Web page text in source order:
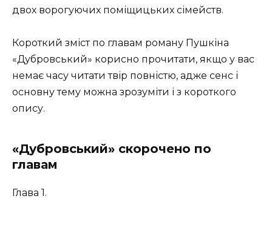
двох ворогуючих поміщицьких сімейств.
Короткий зміст по главам роману Пушкіна
«Дубровський» корисно прочитати, якщо у вас
немає часу читати твір повністю, адже сенс і
основну тему можна зрозуміти і з короткого
опису.
«Дубровський» скорочено по
главам
Глава 1.